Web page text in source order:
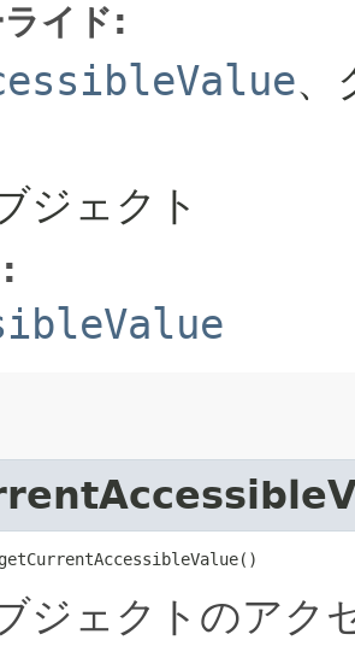
イド:
、
ジェクト
ジェクトのアク